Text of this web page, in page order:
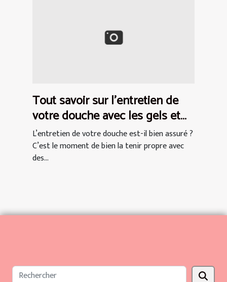
Tout savoir sur l’entretien de
votre douche avec les gels et
huiles d’ânesse
L’entretien de votre douche est-il bien assuré ?
C’est le moment de bien la tenir propre avec
des...